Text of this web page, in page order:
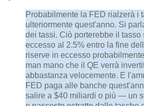
Probabilmente la FED rialzerà i
ulteriormente quest'anno. Si
dei tassi. Ciò porterebbe il tasso
eccesso al 2.5% entro la fine
riserve in eccesso
man mano che il QE verrà
abbastanza velocemente. E
FED paga alle banche
salire a $40 miliardi o più — un